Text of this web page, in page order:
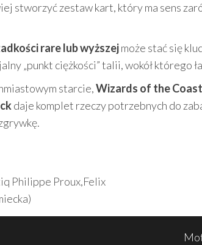
stworzyć zestaw kart, który ma sens
rare lub wyższejmoże stać się
„punkt ciężkości” talii, wokół którego
starcie,Wizards of the
daje komplet rzeczy potrzebnych do
Philippe Proux,Felix